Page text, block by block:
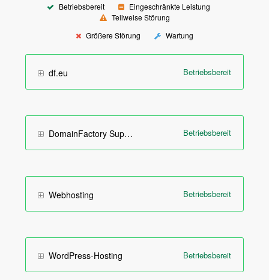
Betriebsbereit
Eingeschränkte Leistung
Teilweise Störung
Größere Störung
Wartung
df.eu Betriebsbereit
DomainFactory Support Betriebsbereit
Webhosting Betriebsbereit
WordPress-Hosting Betriebsbereit